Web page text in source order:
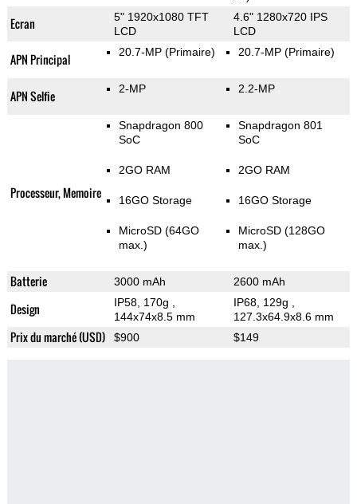
Ecran
5" 1920x1080 TFT
LCD
4.6" 1280x720 IPS
LCD
APN Principal 20.7-MP (Primaire) 20.7-MP (Primaire)
APN Selfie 2-MP 2.2-MP
Processeur, Memoire
Snapdragon 800
SoC
2GO RAM
16GO Storage
MicroSD (64GO
max.)
Snapdragon 801
SoC
2GO RAM
16GO Storage
MicroSD (128GO
max.)
Batterie 3000 mAh 2600 mAh
Design IP58, 170g
144x74x8.5 mm
IP68, 129g
127.3x64.9x8.6 mm
Prix du marché (USD) $900 $149